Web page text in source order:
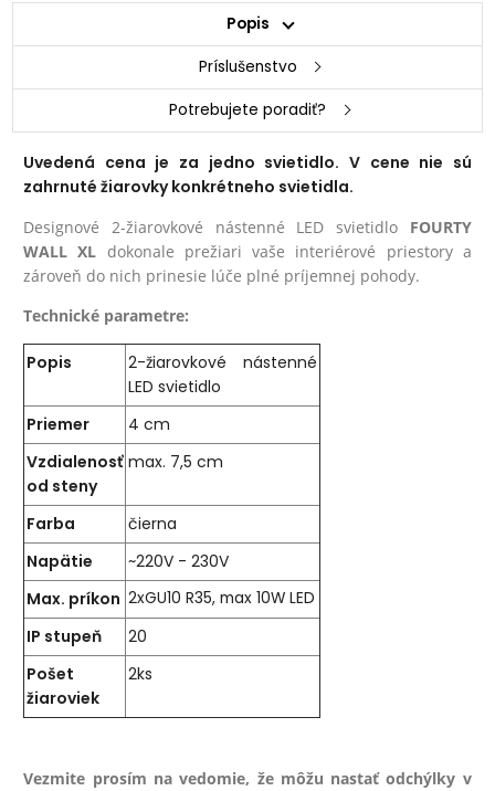
Popis
Príslušenstvo
Potrebujete poradiť?
Uvedená cena je za jedno svietidlo. V cene nie sú
zahrnuté žiarovky konkrétneho svietidla.
Designové 2-žiarovkové nástenné LED svietidlo FOURTY
WALL XL dokonale prežiari vaše interiérové priestory a
zároveň do nich prinesie lúče plné príjemnej pohody.
Technické parametre:
Popis
2-žiarovkové nástenné
LED svietidlo
Priemer
4 cm
Vzdialenosť
od steny
max. 7,5 cm
Farba
čierna
Napätie
~220V - 230V
Max. príkon 2xGU10 R35, max 10W LED
IP stupeň
20
Pošet
žiaroviek
2ks
Vezmite prosím na vedomie, že môžu nastať odchýlky v